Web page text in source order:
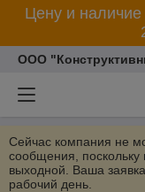
Цену и наличие
ООО
Сейчас компания не
сообщения, поскольку
выходной. Ваша
рабочий день.